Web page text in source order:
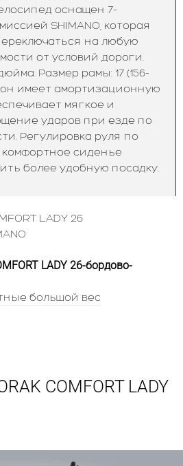
оснащен 7-
SHIMANO, которая
на любую
от условий дороги.
Размер рамы: 17 (156-
он имеет амортизационную
мягкое и
ударов при езде по
Регулировка руля по
сиденье
более удобную посадку.
LADY 26
LADY 26-бордово-
большой вес
COMFORT LADY